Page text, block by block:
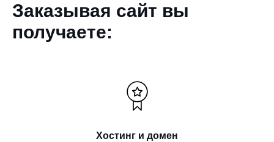
Заказывая сайт вы
получаете:
Хостинг и домен